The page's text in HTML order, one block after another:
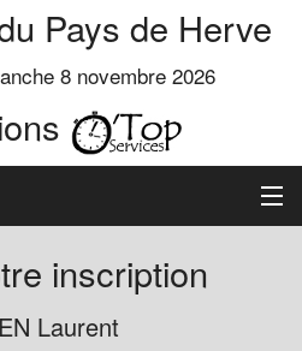
Pays de Herve
8 novembre 2026
inscription
Laurent